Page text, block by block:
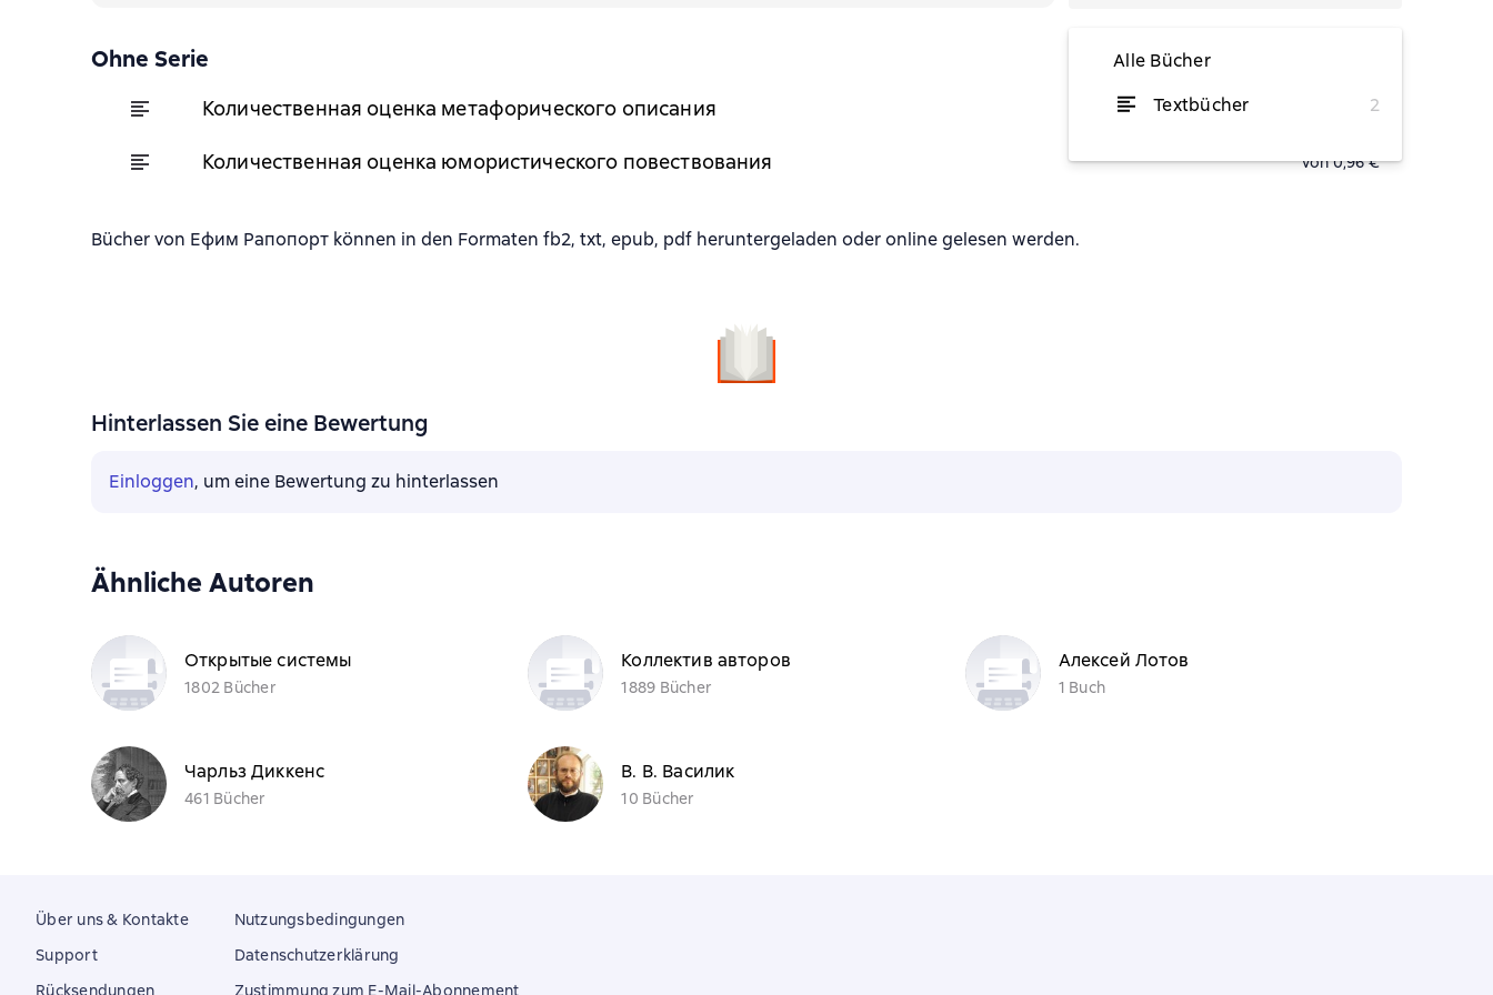
Alle Bücher
Textbücher
2
Ohne Serie
Количественная оценка метафорического описания von 1,58 €
Количественная оценка юмористического повествования von 0,96 €
Bücher von Ефим Рапопорт können in den Formaten fb2, txt, epub, pdf heruntergeladen oder online gelesen werden.
Hinterlassen Sie eine Bewertung
Einloggen, um eine Bewertung zu hinterlassen
Ähnliche Autoren
Открытые системы
1802 Bücher
Коллектив авторов
1889 Bücher
Алексей Лотов
1 Buch
Чарльз Диккенс
461 Bücher
В. В. Василик
10 Bücher
Über uns & Kontakte
Support
Rücksendungen
Nutzungsbedingungen
Datenschutzerklärung
Zustimmung zum E-Mail-Abonnement